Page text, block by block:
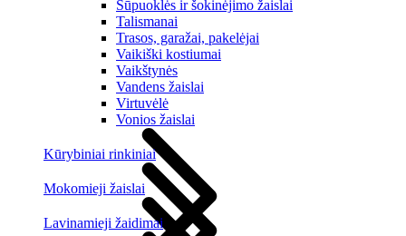
Sūpuoklės ir šokinėjimo žaislai
Talismanai
Trasos, garažai, pakelėjai
Vaikiški kostiumai
Vaikštynės
Vandens žaislai
Virtuvėlė
Vonios žaislai
Kūrybiniai rinkiniai
Mokomieji žaislai
Lavinamieji žaidimai